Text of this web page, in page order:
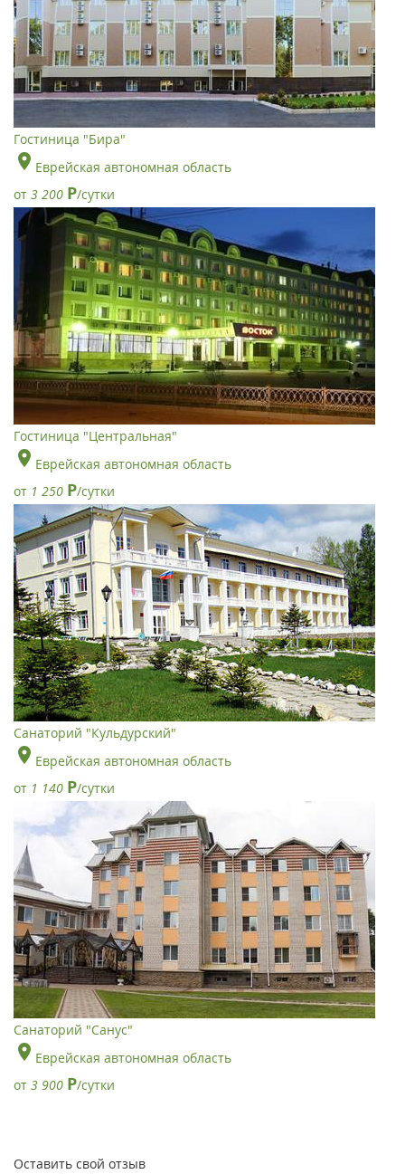
Гостиница "Бира"
Еврейская автономная область
от 3 200 Р/сутки
Гостиница "Центральная"
Еврейская автономная область
от 1 250 Р/сутки
Санаторий "Кульдурский"
Еврейская автономная область
от 1 140 Р/сутки
Санаторий "Санус"
Еврейская автономная область
от 3 900 Р/сутки
Оставить свой отзыв